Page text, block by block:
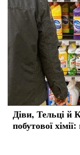
Діви, Тельці й
побутової